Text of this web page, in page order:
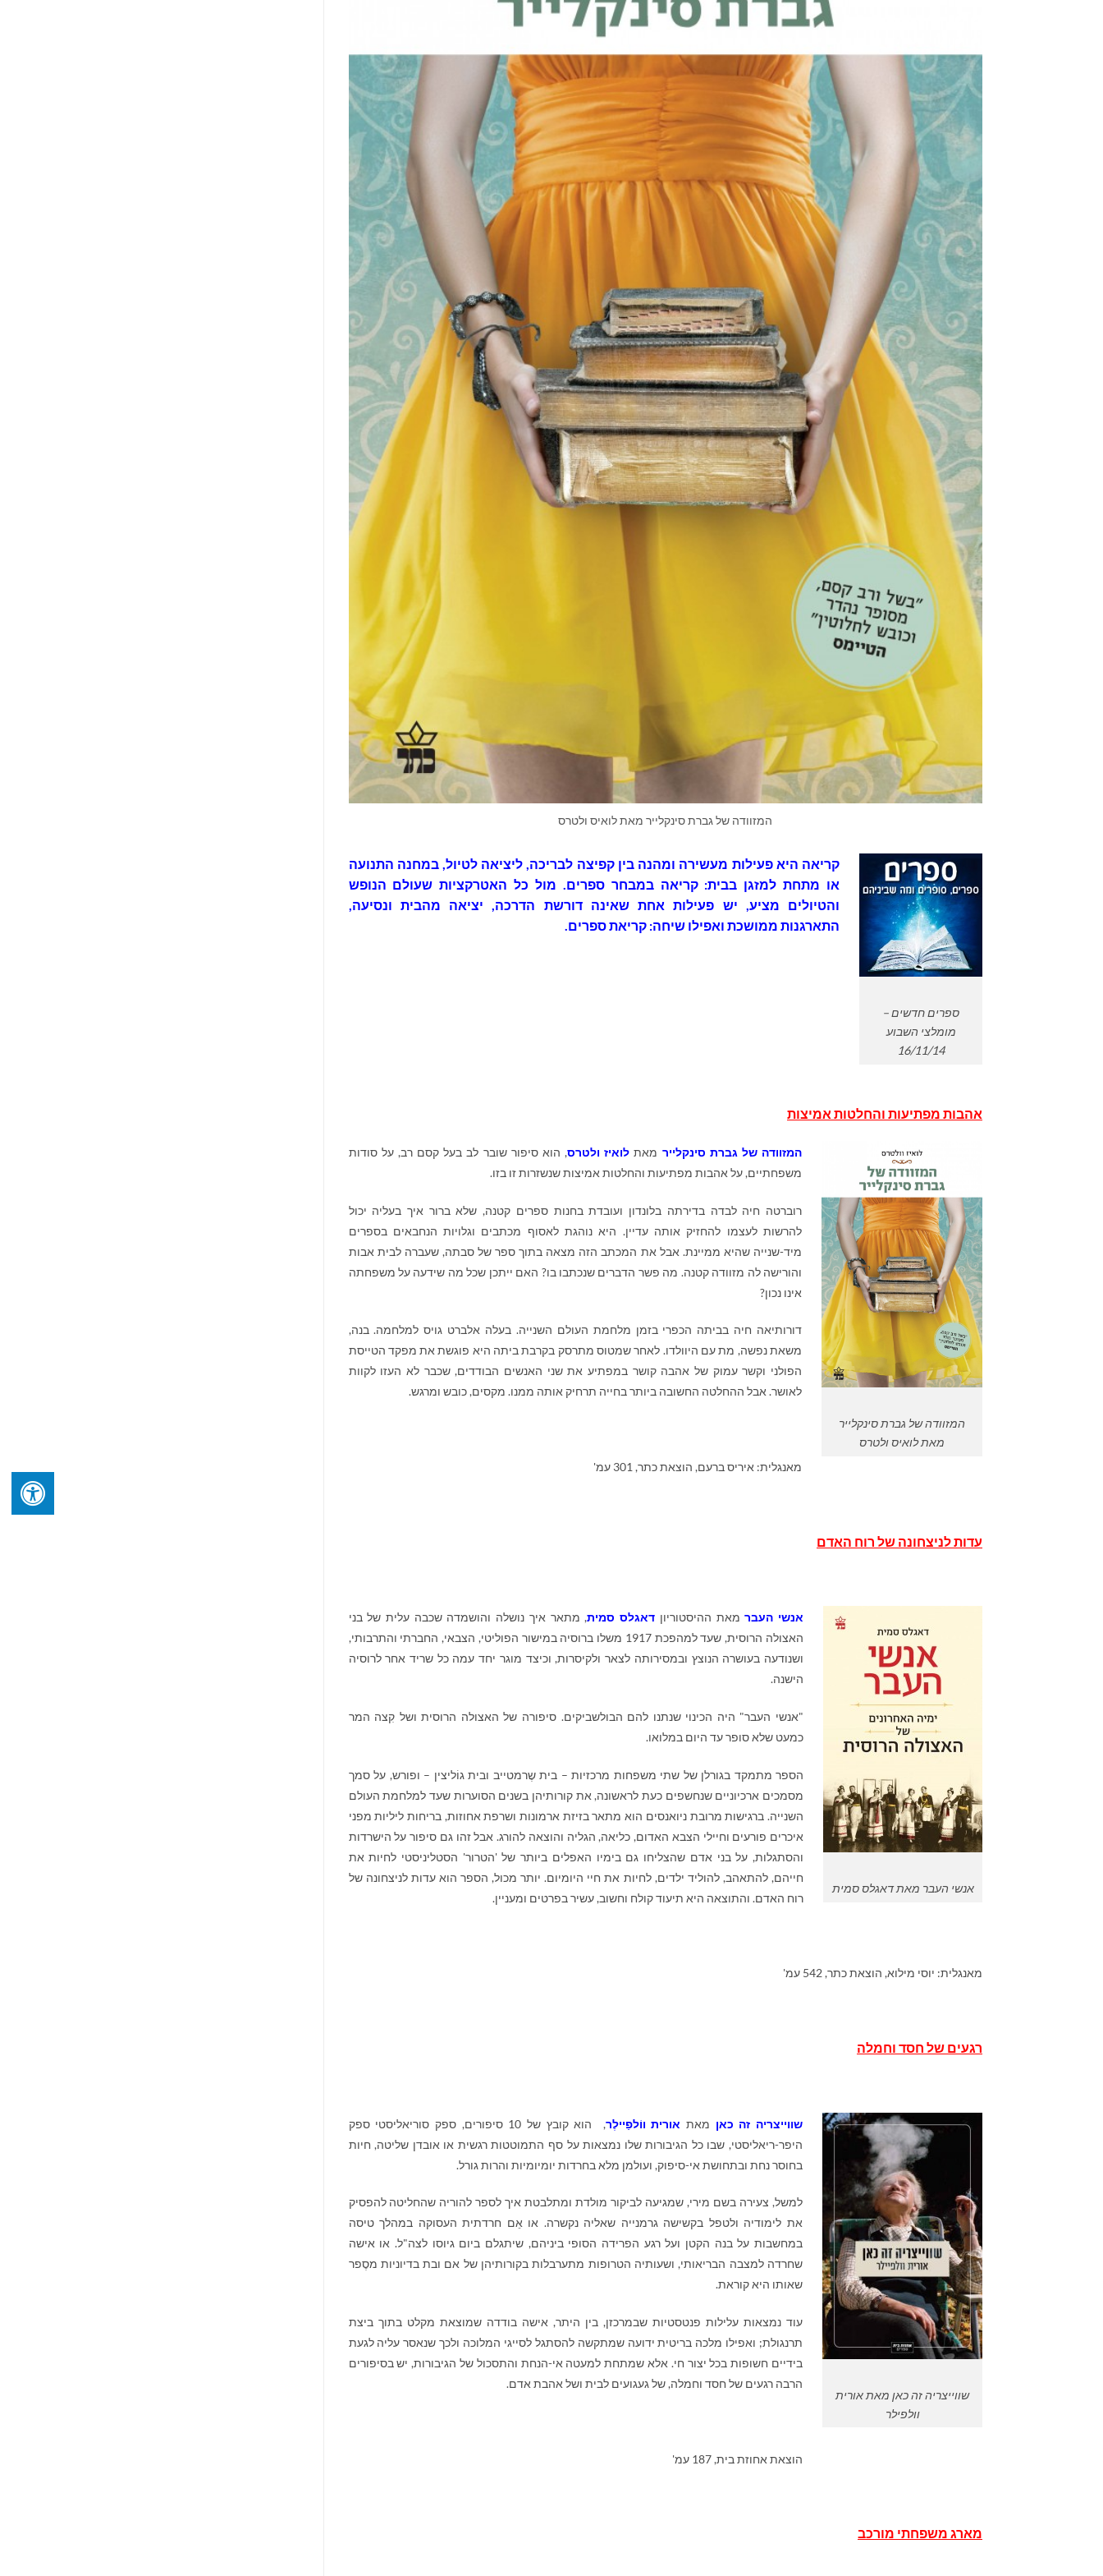
המזוודה של גברת סינקלייר מאת לואיס ולטרס
ספרים חדשים –
מומלצי השבוע
16/11/14
קריאה היא פעילות מעשירה ומהנה בין קפיצה לבריכה, ליציאה לטיול, במחנה התנועה
או מתחת למזגן בבית: קריאה במבחר ספרים. מול כל האטרקציות שעולם הנופש
והטיולים מציע, יש פעילות אחת שאינה דורשת הדרכה, יציאה מהבית ונסיעה,
התארגנות ממושכת ואפילו שיחה: קריאת ספרים.
אהבות מפתיעות והחלטות אמיצות
המזוודה של גברת סינקלייר
מאת לואיס ולטרס
המזוודה של גברת סינקלייר מאת לואיז ולטרס, הוא סיפור שובר לב בעל קסם רב, על סודות
משפחתיים, על אהבות מפתיעות והחלטות אמיצות שנשזרות זו בזו.
רוברטה חיה לבדה בדירתה בלונדון ועובדת בחנות ספרים קטנה, שלא ברור איך בעליה יכול
להרשות לעצמו להחזיק אותה עדיין. היא נוהגת לאסוף מכתבים וגלויות הנחבאים בספרים
מיד-שנייה שהיא ממיינת. אבל את המכתב הזה מצאה בתוך ספר של סבתה, שעברה לבית אבות
והורישה לה מזוודה קטנה. מה פשר הדברים שנכתבו בו? האם ייתכן שכל מה שידעה על משפחתה
אינו נכון?
דורותיאה חיה בביתה הכפרי בזמן מלחמת העולם השנייה. בעלה אלברט גויס למלחמה. בנה,
משאת נפשה, מת עם היוולדו. לאחר שמטוס מתרסק בקרבת ביתה היא פוגשת את מפקד הטייסת
הפולני וקשר עמוק של אהבה קושר במפתיע את שני האנשים הבודדים, שכבר לא העזו לקוות
לאושר. אבל ההחלטה החשובה ביותר בחייה תרחיק אותה ממנו. מקסים, כובש ומרגש.
מאנגלית: איריס ברעם, הוצאת כתר, 301 עמ'
עדות לניצחונה של רוח האדם
אנשי העבר מאת דאגלס סמית
אנשי העברמאת ההיסטוריון דאגלס סמית, מתאר איך נושלה והושמדה שכבה עלית של בני
האצולה הרוסית, שעד למהפכת 1917 משלו ברוסיה במישור הפוליטי, הצבאי, החברתי והתרבותי,
ושנודעה בעושרה הנוצץ ובמסירותה לצאר ולקיסרות, וכיצד מוגר יחד עמה כל שריד אחר לרוסיה
הישנה.
"אנשי העבר" היה הכינוי שנתנו להם הבולשביקים. סיפורה של האצולה הרוסית ושל קִצה המר
כמעט שלא סופר עד היום במלואו.
הספר מתמקד בגורלן של שתי משפחות מרכזיות – בית שֶרמטייב ובית גוֹליצין – ופורש, על סמך
מסמכים ארכיוניים שנחשפים כעת לראשונה, את קורותיהן בשנים הסוערות שעד למלחמת העולם
השנייה. ברגישות מרובת ניואנסים הוא מתאר בזיזת ארמונות ושרפת אחוזות, בריחות ליליות מפני
איכרים פורעים וחיילי הצבא האדום, כליאה, הגליה והוצאה להורג. אבל זהו גם סיפור על הישרדות
והסתגלות, על בני אדם שהצליחו גם בימיו האפלים ביותר של 'הטרור' הסטליניסטי לחיות את
חייהם, להתאהב, להוליד ילדים, לחיות את חיי היומיום. יותר מכול, הספר הוא עדות לניצחונה של
רוח האדם. והתוצאה היא תיעוד קולח וחשוב, עשיר בפרטים ומעניין.
מאנגלית: יוסי מילוא, הוצאת כתר, 542 עמ'
רגעים של חסד וחמלה
שווייצריה זה כאן מאת אורית
וולפילר
שווייצריה זה כאן מאת אורית ווֹלפַיילֶר
, הוא קובץ של 10 סיפורים, ספק סוריאליסטי ספק
היפר-ריאליסטי, שבו כל הגיבורות שלו נמצאות על סף התמוטטות רגשית או אובדן שליטה, חיות
בחוסר נחת ובתחושת אי-סיפוק, ועולמן מלא בחרדות יומיומיות והרות גורל.
למשל, צעירה בשם מירי, שמגיעה לביקור מולדת ומתלבטת איך לספר להוריה שהחליטה להפסיק
את לימודיה ולטפל בקשישה גרמנייה שאליה נקשרה. או אֵם חרדתית העסוקה במהלך טיסה
במחשבות על בנה הקטן ועל רגע הפרידה הסופי ביניהם, שיתגלם ביום גיוסו לצה"ל. או אישה
שחרדה למצבה הבריאותי, ושעותיה הטרופות מתערבלות בקורותיהן של אם ובת בדיוניות מסֶפר
שאותו היא קוראת.
עוד נמצאות עלילות פנטסטיות שבמרכזן, בין היתר, אישה בודדה שמוצאת מקלט בתוך ביצת
תרנגולת; ואפילו מלכה בריטית ידועה שמתקשה להסתגל לסייגי המלוכה ולכך שנאסר עליה לגעת
בידיים חשופות בכל יצור חי. אלא שמתחת למעטה אי-הנחת והתסכול של הגיבורות, יש בסיפורים
הרבה רגעים של חסד וחמלה, של געגועים לבית ושל אהבת אדם.
הוצאת אחוזת בית, 187 עמ'
מארג משפחתי מורכב